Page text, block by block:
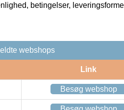
betingelser,
webshops
Link
Besøg webshop